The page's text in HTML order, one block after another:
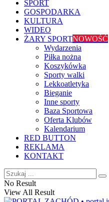
SPORT
GOSPODARKA
KULTURA
WIDEO
ŻARY SPORTNOWOŚĆ
Wydarzenia
Piłka nożna
Koszykówka
Sporty walki
Lekkoatletyka
Bieganie
Inne sporty
Baza Sportowa
Oferta Klubów
Kalendarium
RED BUTTON
REKLAMA
KONTAKT
No Result
View All Result